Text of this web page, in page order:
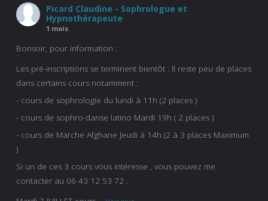
Picard Claudine - Sophrologue et
Hypnothérapeute
1 mois
Bonsoir, pour information :
Les pré-inscriptions se terminent bientôt . Il reste peu de places
dans certains cours notamment :
- cours de sophrologie du lundi à 11h (2 places )
- cours de sophro-danse latino Mardi 19h ( 2 places )
- cours de Marche Afghane Jeudi à 14h (2 à 3 places Maximum
)
Si un de ces 3 cours vous intéresse , vous pouvez me
contacter au 06 43 12 53 72 .